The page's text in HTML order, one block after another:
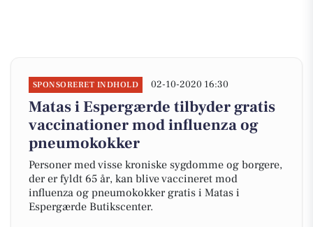
SPONSORERET INDHOLD 02-10-2020 16:30
Matas i Espergærde tilbyder gratis
vaccinationer mod influenza og
pneumokokker
Personer med visse kroniske sygdomme og borgere,
der er fyldt 65 år, kan blive vaccineret mod
influenza og pneumokokker gratis i Matas i
Espergærde Butikscenter.